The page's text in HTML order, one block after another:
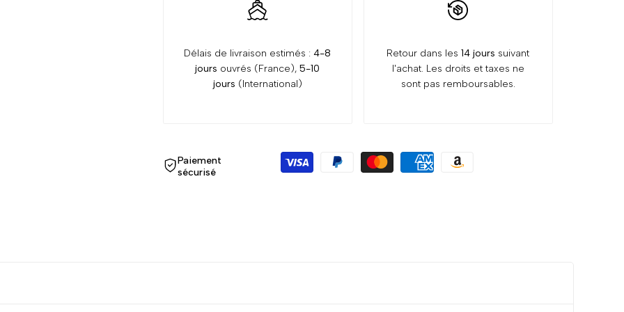
Délais de livraison estimés :4-8
jours ouvrés (France),5-10
jours (International)
Retour dans les14 jours suivant
l'achat. Les droits et taxes ne
sont pas remboursables.
Paiement
sécurisé